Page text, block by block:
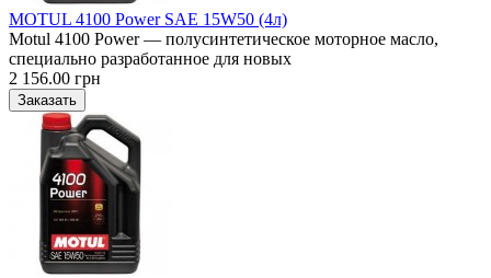
MOTUL 4100 Power SAE 15W50 (4л)
Motul 4100 Power — полусинтетическое моторное масло,
специально разработанное для новых
2 156.00 грн